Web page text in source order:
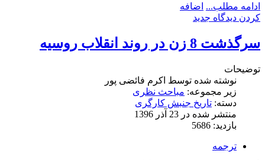
ادامه مطلب... اضافه
کردن دیدگاه جدید
سرگذشت 8 زن در روند انقلاب روسیه
توضیحات
نوشته شده توسط اکرم فائضی پور
زیر مجموعه: مباحث نظری
دسته: تاریخ جنبش کارگری
منتشر شده در 23 آذر 1396
بازدید: 5686
ترجمه